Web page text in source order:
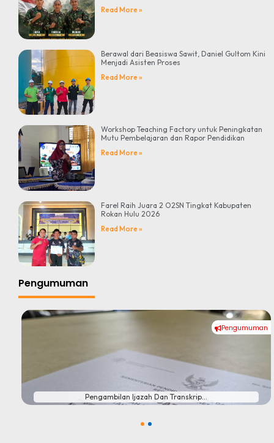
Read More »
Berawal dari Beasiswa Sawit, Daniel Gultom Kini
Menjadi Asisten Proses
Read More »
Workshop Teaching Factory untuk Peningkatan
Mutu Pembelajaran dan Rapor Pendidikan
Read More »
Farel Raih Juara 2 O2SN Tingkat Kabupaten
Rokan Hulu 2026
Read More »
Pengumuman
Pengumuman
#
Pengambilan Ijazah Dan Transkrip...